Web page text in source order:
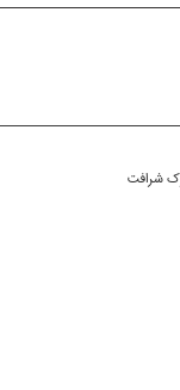
شرافت